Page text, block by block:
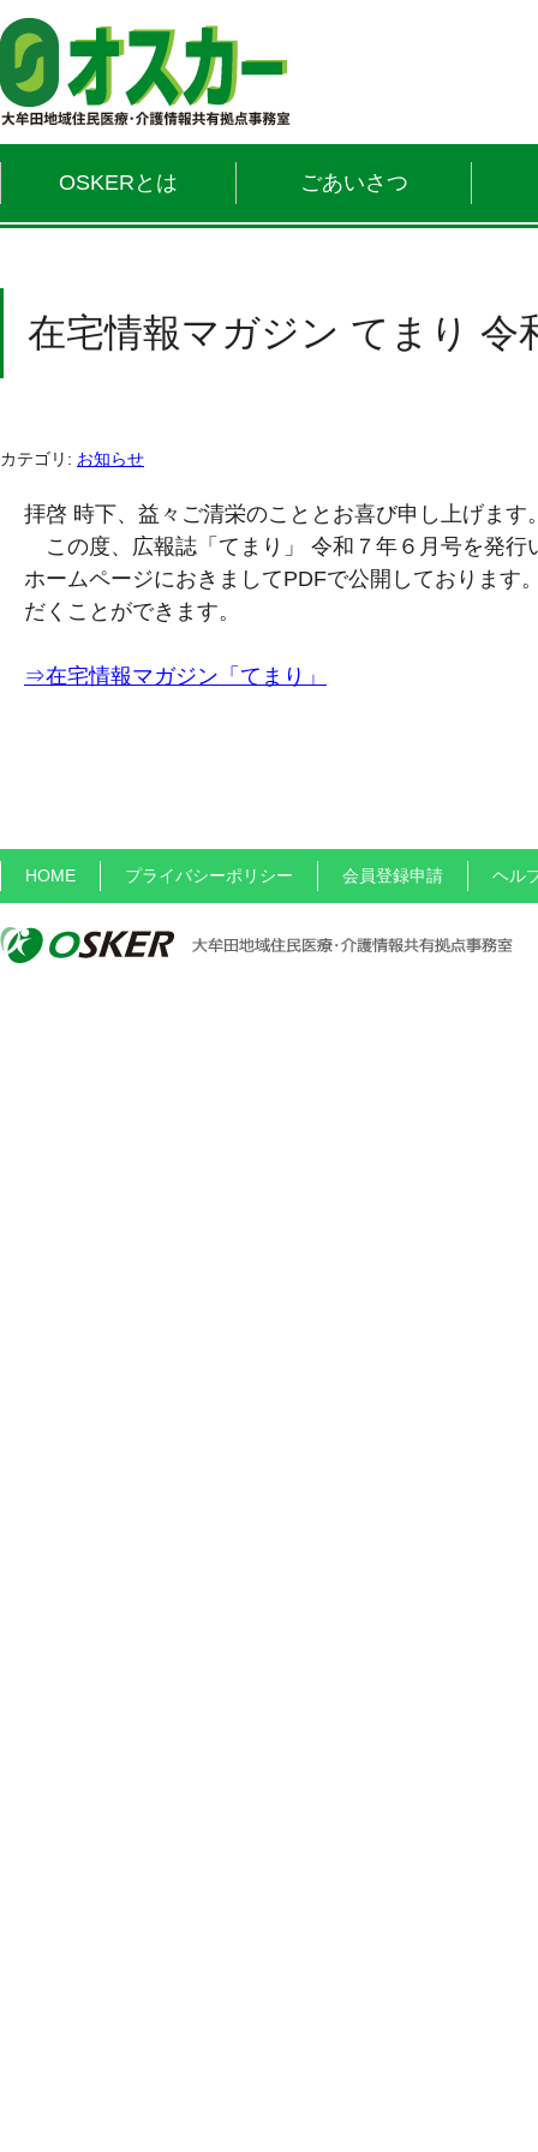
OSKERとは ごあいさつ
在宅情報マガジン てまり 令
カテゴリ: お知らせ
拝啓 時下、益々ご清栄のこととお喜び申し上げます
この度、広報誌「てまり」 令和７年６月号を発行
ホームページにおきましてPDFで公開しております
だくことができます。
⇒在宅情報マガジン「てまり」
HOME プライバシーポリシー 会員登録申請 ヘル